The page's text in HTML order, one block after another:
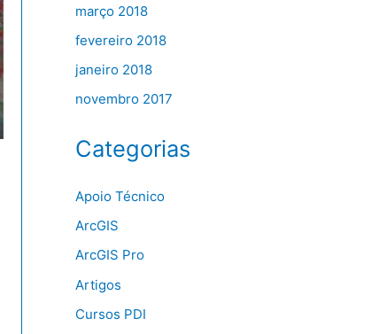
março 2018
fevereiro 2018
janeiro 2018
novembro 2017
Categorias
Apoio Técnico
ArcGIS
ArcGIS Pro
Artigos
Cursos PDI